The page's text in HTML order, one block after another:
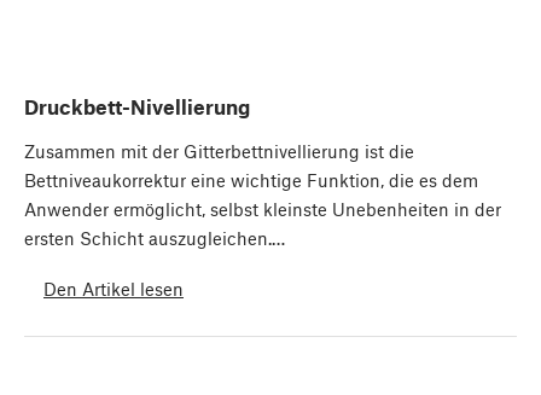
Druckbett-Nivellierung
Zusammen mit der Gitterbettnivellierung ist die
Bettniveaukorrektur eine wichtige Funktion, die es dem
Anwender ermöglicht, selbst kleinste Unebenheiten in der
ersten Schicht auszugleichen.…
Den Artikel lesen